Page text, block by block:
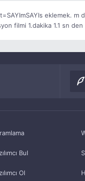
eklemek.
filmi 1.dakika 1.1 sn den
Bul
Ol